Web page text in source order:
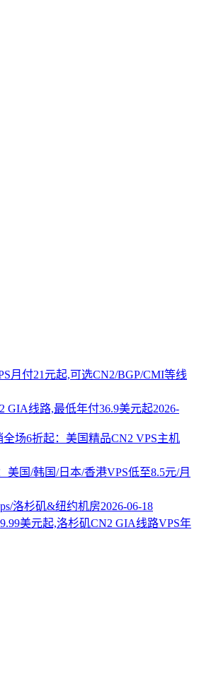
月付21元起,可选CN2/BGP/CMI等线
GIA线路,最低年付36.9美元起2026-
场6折起：美国精品CN2 VPS主机
美国/韩国/日本/香港VPS低至8.5元/月
洛杉矶&纽约机房2026-06-18
美元起,洛杉矶CN2 GIA线路VPS年